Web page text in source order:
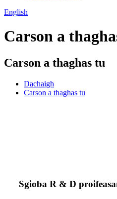
English
Carson a
Carson a thaghas tu
Dachaigh
Carson a thaghas tu
Sgioba R & D